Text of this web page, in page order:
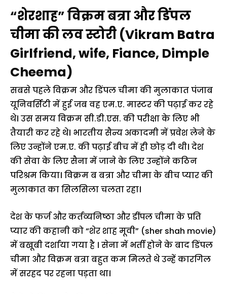
“शेरशाह” विक्रम बत्रा और डिंपल
चीमा की लव स्टोरी (Vikram Batra
Girlfriend, wife, Fiance, Dimple
Cheema)
सबसे पहले विक्रम और डिंपल चीमा की मुलाकात पंजाब
यूनिवर्सिटी में हुई जब वह एम.ए. मास्टर की पढ़ाई कर रहे
थे। उस समय विक्रम सी.डी.एस. की परीक्षा के लिए भी
तैयारी कर रहे थे। भारतीय सैन्य अकादमी में प्रवेश लेने के
लिए उन्होंने एम.ए. की पढ़ाई बीच में ही छोड़ दी थी। देश
की सेवा के लिए सैना में जाने के लिए उन्होंने कठिन
परिश्रम किया। विक्रम ब बत्रा और चीमा के बीच प्यार की
मुलाकात का सिलसिला चलता रहा।
देश के फर्ज और कर्तव्यनिष्ठा और डींपल चीमा के प्रति
प्यार की कहानी को “शेर शाह मूवी” (sher shah movie)
में बखूबी दर्शाया गया है । सेना में भर्ती होने के बाद डिंपल
चीमा और विक्रम बत्रा बहुत कम मिलते थे उन्हें कारगिल
में सरहद पर रहना पड़ता था।